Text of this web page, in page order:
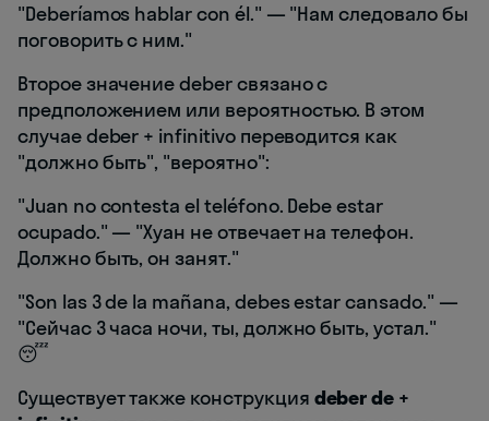
"Deberíamos hablar con él." — "Нам следовало бы
поговорить с ним."
Второе значение deber связано с
предположением или вероятностью. В этом
случае deber + infinitivo переводится как
"должно быть", "вероятно":
"Juan no contesta el teléfono. Debe estar
ocupado." — "Хуан не отвечает на телефон.
Должно быть, он занят."
"Son las 3 de la mañana, debes estar cansado." —
"Сейчас 3 часа ночи, ты, должно быть, устал."
😴
Существует также конструкция deber de +